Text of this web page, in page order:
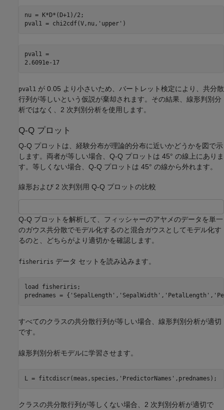
nu = K*D*(D+1)/2;
pval1 = chi2cdf(V,nu, 'upper' )
pval1 =
2.6091e-17
pval1 が 0.05 より小さいため、バートレット検定により、共分散
行列が等しいという仮説が棄却されます。その結果、線形判別分
析ではなく、2 次判別分析を使用します。
Q-Q プロット
Q-Q プロットは、経験分布が理論的分布に近いかどうかを図で示
します。両者が等しい場合、Q-Q プロットは 45° の線上にありま
す。等しくない場合、Q-Q プロットは 45° の線から外れます。
線形および 2 次判別用 Q-Q プロットの比較
Q-Q プロットを解析して、フィッシャーのアヤメのデータを単一
のガウス共分散でモデル化するのと混合ガウスとしてモデル化す
るのと、どちらがより適切かを確認します。
fisheriris データ セットを読み込みます。
load fisheriris ;
prednames = { 'SepalLength' , 'SepalWidth' , 'PetalLength' ,
すべてのクラスの共分散行列が等しい場合、線形判別分析が適切
です。
線形判別分析モデルに学習させます。
L = fitcdiscr(meas,species, 'PredictorNames' ,prednames);
クラスの共分散行列が等しくない場合、2 次判別分析が適切で